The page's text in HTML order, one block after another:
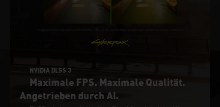
NVIDIA DLSS 3
Maximale FPS. Maximale Qualität.
Angetrieben durch AI.